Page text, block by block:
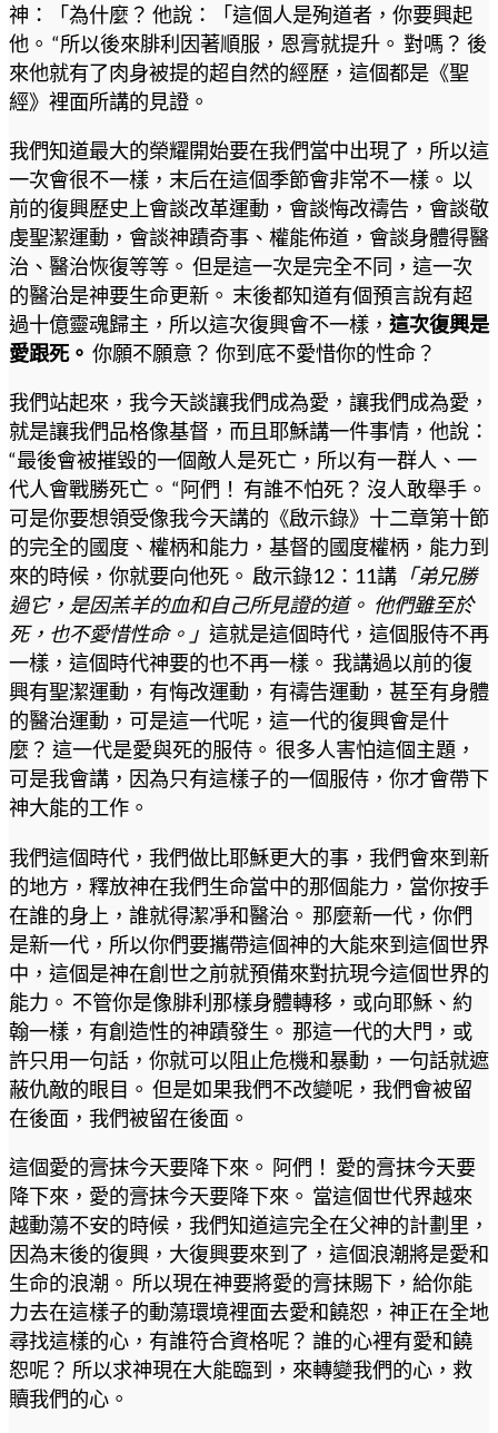
神：「為什麼？ 他說：「這個人是殉道者，你要興起
他。 “所以後來腓利因著順服，恩膏就提升。 對嗎？ 後
來他就有了肉身被提的超自然的經歷，這個都是《聖
經》裡面所講的見證。
我們知道最大的榮耀開始要在我們當中出現了，所以這
一次會很不一樣，末后在這個季節會非常不一樣。 以
前的復興歷史上會談改革運動，會談悔改禱告，會談敬
虔聖潔運動，會談神蹟奇事、權能佈道，會談身體得醫
治、醫治恢復等等。 但是這一次是完全不同，這一次
的醫治是神要生命更新。 末後都知道有個預言說有超
過十億靈魂歸主，所以這次復興會不一樣， 這次復興是
愛跟死。 你願不願意？ 你到底不愛惜你的性命？
我們站起來，我今天談讓我們成為愛，讓我們成為愛，
就是讓我們品格像基督，而且耶穌講一件事情，他說：
“最後會被摧毀的一個敵人是死亡，所以有一群人、一
代人會戰勝死亡。 “阿們！ 有誰不怕死？ 沒人敢舉手。
可是你要想領受像我今天講的《啟示錄》十二章第十節
的完全的國度、權柄和能力，基督的國度權柄，能力到
來的時候，你就要向他死。 啟示錄12：11講 「弟兄勝
過它，是因羔羊的血和自己所見證的道。 他們雖至於
死，也不愛惜性命。」 這就是這個時代，這個服侍不再
一樣，這個時代神要的也不再一樣。 我講過以前的復
興有聖潔運動，有悔改運動，有禱告運動，甚至有身體
的醫治運動，可是這一代呢，這一代的復興會是什
麼？ 這一代是愛與死的服侍。 很多人害怕這個主題，
可是我會講，因為只有這樣子的一個服侍，你才會帶下
神大能的工作。
我們這個時代，我們做比耶穌更大的事，我們會來到新
的地方，釋放神在我們生命當中的那個能力，當你按手
在誰的身上，誰就得潔凈和醫治。 那麼新一代，你們
是新一代，所以你們要攜帶這個神的大能來到這個世界
中，這個是神在創世之前就預備來對抗現今這個世界的
能力。 不管你是像腓利那樣身體轉移，或向耶穌、約
翰一樣，有創造性的神蹟發生。 那這一代的大門，或
許只用一句話，你就可以阻止危機和暴動，一句話就遮
蔽仇敵的眼目。 但是如果我們不改變呢，我們會被留
在後面，我們被留在後面。
這個愛的膏抹今天要降下來。 阿們！ 愛的膏抹今天要
降下來，愛的膏抹今天要降下來。 當這個世代界越來
越動蕩不安的時候，我們知道這完全在父神的計劃里，
因為末後的復興，大復興要來到了，這個浪潮將是愛和
生命的浪潮。 所以現在神要將愛的膏抹賜下，給你能
力去在這樣子的動蕩環境裡面去愛和饒恕，神正在全地
尋找這樣的心，有誰符合資格呢？ 誰的心裡有愛和饒
恕呢？ 所以求神現在大能臨到，來轉變我們的心，救
贖我們的心。